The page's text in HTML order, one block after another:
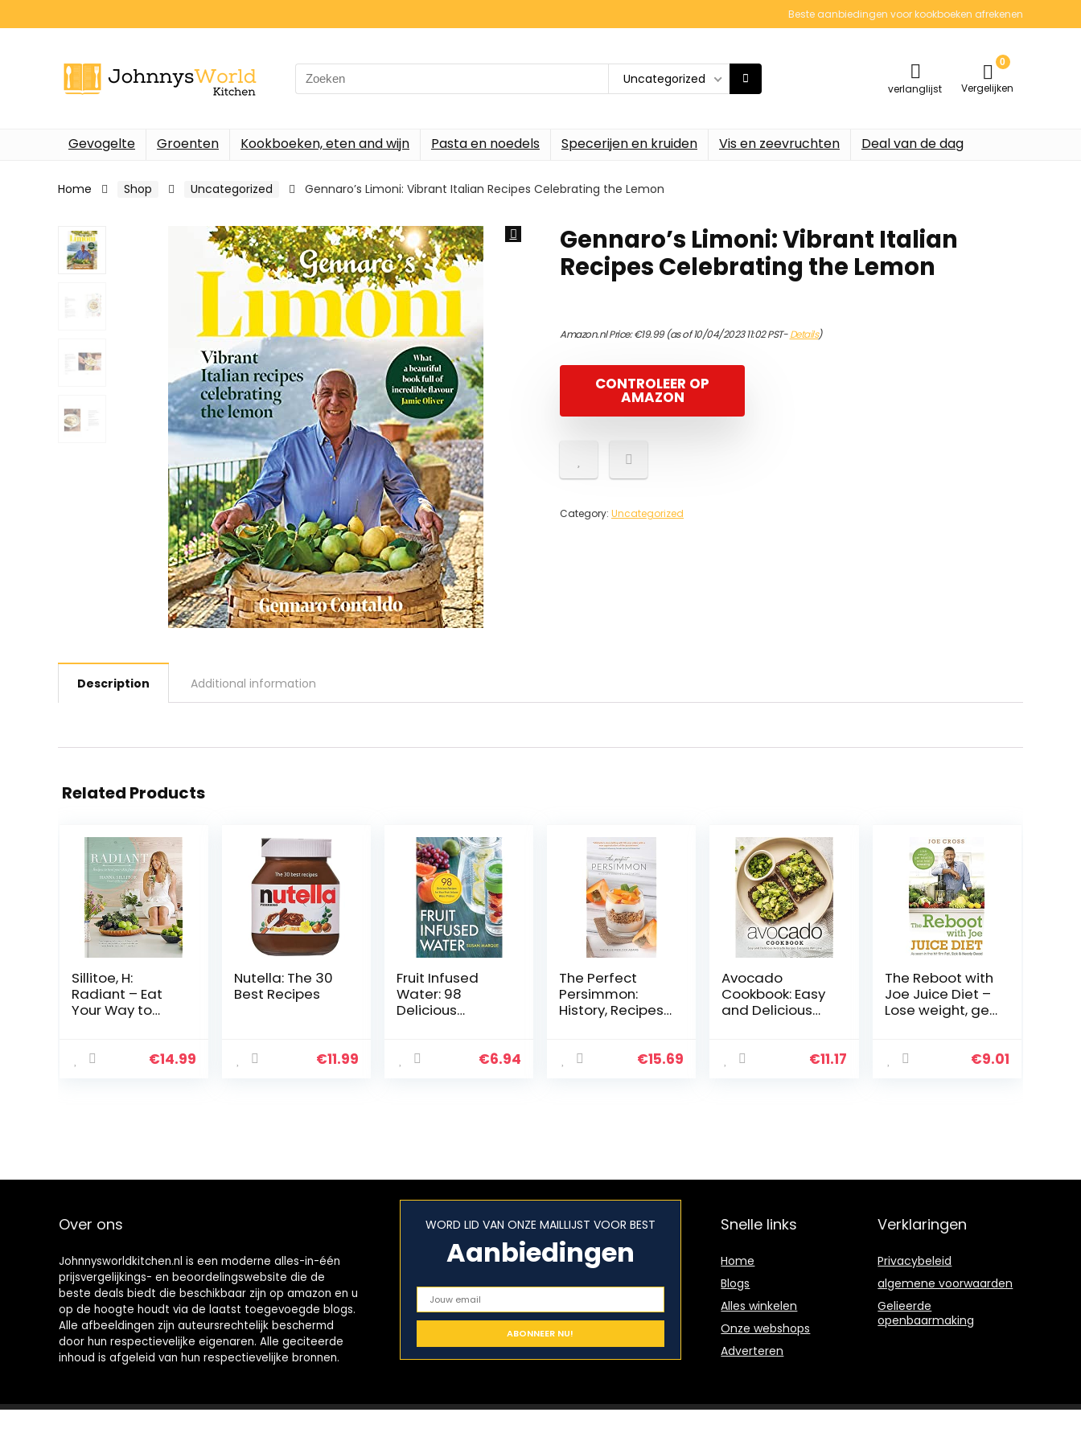
Beste aanbiedingen voor kookboeken afrekenen
Search
for:
Uncategorized
verlanglijst
0
Vergelijken
Gevogelte Groenten Kookboeken, eten and wijn Pasta en noedels Specerijen en kruiden Vis en zeevruchten Deal van de dag
Home Shop Uncategorized Gennaro’s Limoni: Vibrant Italian Recipes Celebrating the Lemon
Gennaro’s Limoni: Vibrant Italian
Recipes Celebrating the Lemon
Amazon.nl Price:€19.99(as of 10/04/2023 11:02 PST-Details)
CONTROLEER OP
AMAZON
Category: Uncategorized
Description Additional information
Related Products
Sillitoe, H:
Radiant – Eat
Your Way to
your skin from
€14.99
Nutella: The 30
Best Recipes
€11.99
Fruit Infused
Water: 98
Delicious
Water Pitcher
€6.94
The Perfect
Persimmon:
History, Recipes,
€15.69
Avocado
Cookbook: Easy
and Delicious
Everyone Will
€11.17
The Reboot with
Joe Juice Diet –
Lose weight, get
seen in the hit€9.01
Over ons
Johnnysworldkitchen.nl is een moderne alles-in-één
prijsvergelijkings- en beoordelingswebsite die de
beste deals biedt die beschikbaar zijn op amazon en u
op de hoogte houdt via de laatst toegevoegde blogs.
Alle afbeeldingen zijn auteursrechtelijk beschermd
door hun respectievelijke eigenaren. Alle geciteerde
inhoud is afgeleid van hun respectievelijke bronnen.
WORD LID VAN ONZE MAILLIJST VOOR BEST
Aanbiedingen
Snelle links
Home
Blogs
Alles winkelen
Onze webshops
Adverteren
Verklaringen
Privacybeleid
algemene voorwaarden
Gelieerde
openbaarmaking